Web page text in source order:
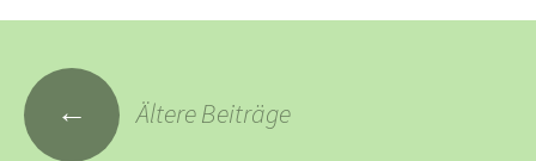
Beitragsnavigation
← Ältere Beiträge